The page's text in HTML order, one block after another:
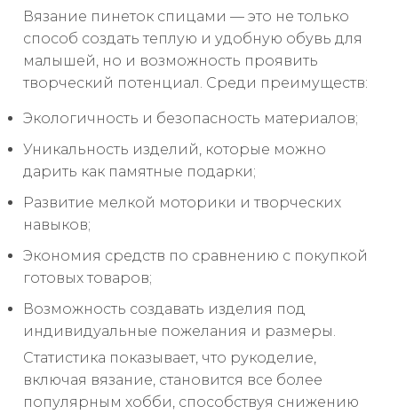
Вязание пинеток спицами — это не только
способ создать теплую и удобную обувь для
малышей, но и возможность проявить
творческий потенциал. Среди преимуществ:
Экологичность и безопасность материалов;
Уникальность изделий, которые можно
дарить как памятные подарки;
Развитие мелкой моторики и творческих
навыков;
Экономия средств по сравнению с покупкой
готовых товаров;
Возможность создавать изделия под
индивидуальные пожелания и размеры.
Статистика показывает, что рукоделие,
включая вязание, становится все более
популярным хобби, способствуя снижению